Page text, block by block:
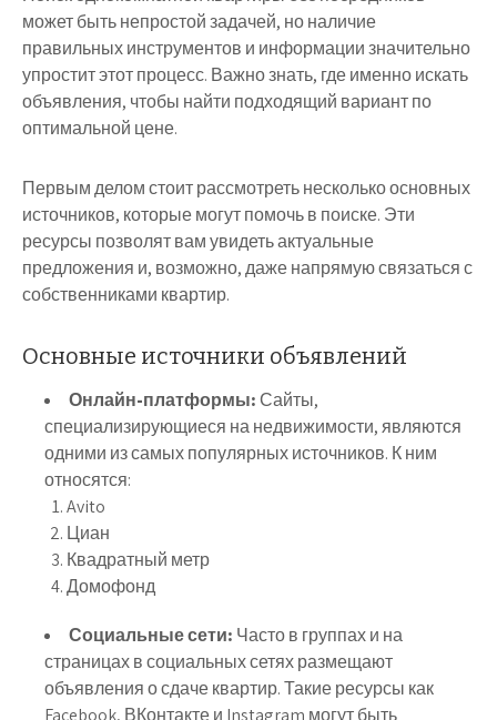
может быть непростой задачей, но наличие
правильных инструментов и информации значительно
упростит этот процесс. Важно знать, где именно искать
объявления, чтобы найти подходящий вариант по
оптимальной цене.
Первым делом стоит рассмотреть несколько основных
источников, которые могут помочь в поиске. Эти
ресурсы позволят вам увидеть актуальные
предложения и, возможно, даже напрямую связаться с
собственниками квартир.
Основные источники объявлений
Онлайн-платформы:Сайты,
специализирующиеся на недвижимости, являются
одними из самых популярных источников. К ним
относятся:
Avito
Циан
Квадратный метр
Домофонд
Социальные сети: Часто в группах и на
страницах в социальных сетях размещают
объявления о сдаче квартир. Такие ресурсы как
Facebook, ВКонтакте и Instagram могут быть